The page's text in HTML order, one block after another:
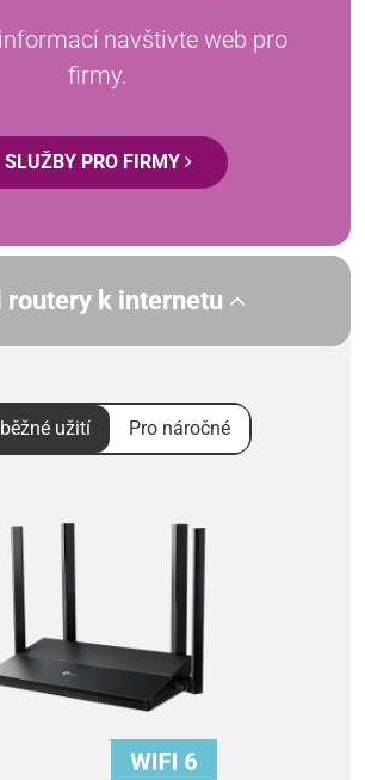
navštivte web pro
firmy.
SLUŽBY PRO FIRMY
routery k internetu
užití Pro náročné